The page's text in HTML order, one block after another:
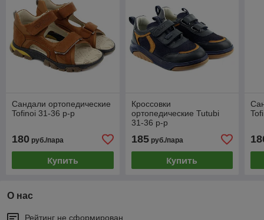
Сандали ортопедические
Tofinoi 31-36 р-р
180 руб./пара
Купить
Кроссовки
ортопедические Tutubi
31-36 р-р
185руб./пара
Купить
О нас
Рейтинг не сформирован